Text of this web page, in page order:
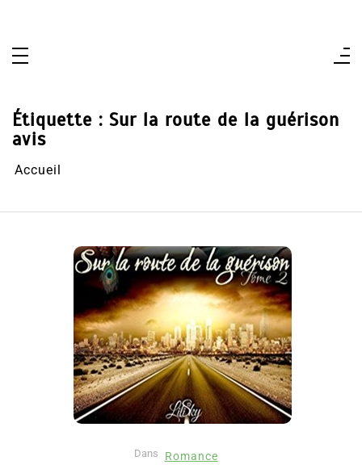
Étiquette : Sur la route de la guérison
avis
Accueil
Dans Romance